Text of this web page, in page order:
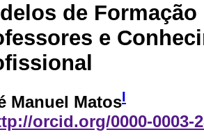
de Formação
e
Manuel MatosI
orcid.org/0000-0003-